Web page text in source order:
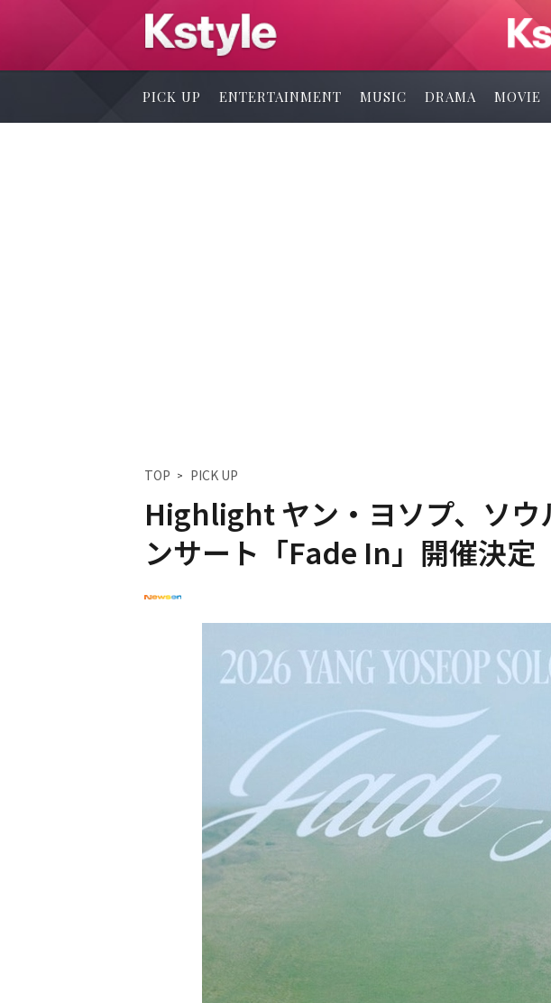
PICK UP ENTERTAINMENT MUSIC DRAMA MOVIE
TOP PICK UP
Highlight ヤン・ヨソプ、ソウ
ンサート「Fade In」開催決定